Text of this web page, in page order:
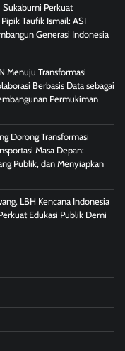
Sukabumi Perkuat
Taufik Ismail: ASI
Generasi Indonesia
Menuju Transformasi
Berbasis Data sebagai
Permukiman
Dorong Transformasi
Masa Depan:
Publik, dan Menyiapkan
LBH Kencana Indonesia
Edukasi Publik Demi